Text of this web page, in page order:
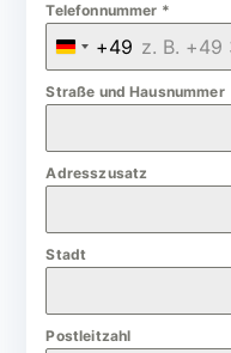
Telefonnummer *
G
e
m
a
y
+49
Straße und Hausnummer
Adresszusatz
Stadt
Postleitzahl